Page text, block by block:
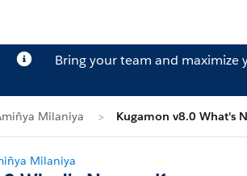
Bring your team and maximize
Milaniya Kugamon v8.0 What's
Milaniya